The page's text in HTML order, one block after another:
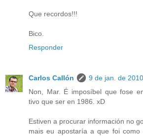
Que recordos!!!
Bico.
Responder
Carlos Callón
9 de jan. de
Non, Mar. É imposíbel que fose
tivo que ser en 1986. xD
Estiven a procurar información no
mais eu apostaría a que foi